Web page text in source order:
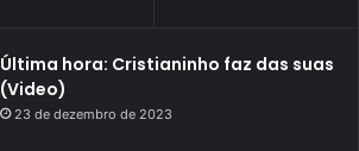
Última hora: Cristianinho faz das suas
(Video)
23 de dezembro de 2023